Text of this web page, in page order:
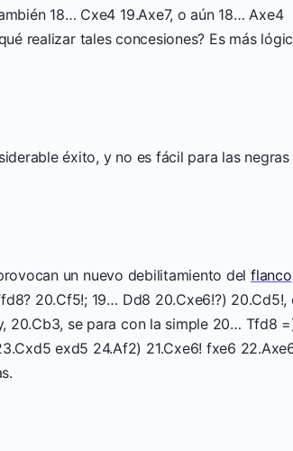
18… Cxe4 19.Axe7, o aún 18… Axe4
realizar tales concesiones? Es más
éxito, y no es fácil para las negras
un nuevo debilitamiento del flanco
20.Cf5!; 19… Dd8 20.Cxe6!?) 20.Cd5!,
20.Cb3, se para con la simple 20… Tfd8
exd5 24.Af2) 21.Cxe6! fxe6